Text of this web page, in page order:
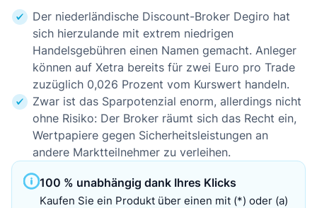
Der niederländische Discount-Broker Degiro hat
sich hierzulande mit extrem niedrigen
Handelsgebühren einen Namen gemacht. Anleger
können auf Xetra bereits für zwei Euro pro Trade
zuzüglich 0,026 Prozent vom Kurswert handeln.
Zwar ist das Sparpotenzial enorm, allerdings nicht
ohne Risiko: Der Broker räumt sich das Recht ein,
Wertpapiere gegen Sicherheitsleistungen an
andere Marktteilnehmer zu verleihen.
100 % unabhängig dank Ihres Klicks
Kaufen Sie ein Produkt über einen mit (*) oder (a)